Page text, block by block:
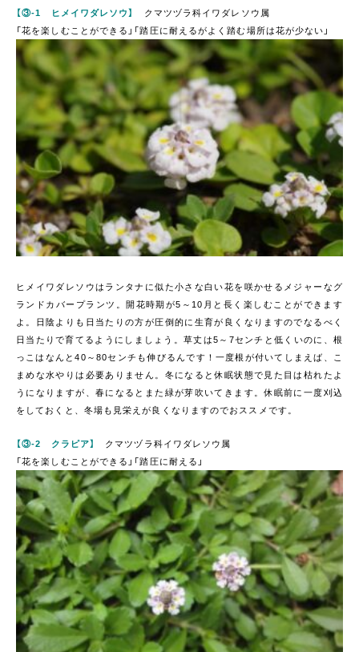
【③-1 ヒメイワダレソウ】
クマツヅラ科イワダレソウ属
「花を楽しむことができる」「踏圧に耐えるがよく踏む場所は花が少ない」
ヒメイワダレソウはランタナに似た小さな白い花を咲かせるメジャーなグ
ランドカバープランツ。開花時期が5～10月と長く楽しむことができます
よ。日陰よりも日当たりの方が圧倒的に生育が良くなりますのでなるべく
日当たりで育てるようにしましょう。草丈は5～7センチと低くいのに、根
っこはなんと40～80センチも伸びるんです！一度根が付いてしまえば、こ
まめな水やりは必要ありません。冬になると休眠状態で見た目は枯れたよ
うになりますが、春になるとまた緑が芽吹いてきます。休眠前に一度刈込
をしておくと、冬場も見栄えが良くなりますのでおススメです。
【③-2 クラピア】
クマツヅラ科イワダレソウ属
「花を楽しむことができる」「踏圧に耐える」